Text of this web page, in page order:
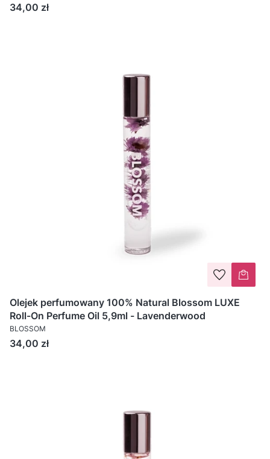
Cena
34,00 zł
Olejek perfumowany 100% Natural Blossom LUXE
Roll-On Perfume Oil 5,9ml - Lavenderwood
BLOSSOM
Cena
34,00 zł